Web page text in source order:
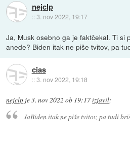
nejclp
::3. nov 2022, 19:17
Ja, Musk osebno ga je faktčekal. Ti si
anede? Biden itak ne piše tvitov, pa
cias
::3. nov 2022, 19:18
nejclp je3. nov 2022 ob 19:17izjavil:
JaBiden itak ne piše tvitov, pa tudi